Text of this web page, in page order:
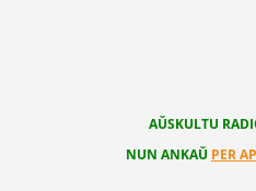
AŬSKULTU
NUN ANKAŬ PER